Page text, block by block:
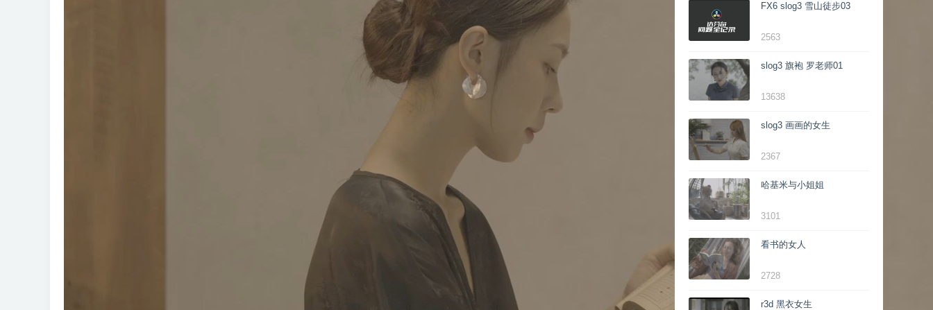
FX6 slog3 雪山徒步03
2563
slog3 旗袍 罗老师01
13638
slog3 画画的女生
2367
哈基米与小姐姐
3101
看书的女人
2728
r3d 黑衣女生